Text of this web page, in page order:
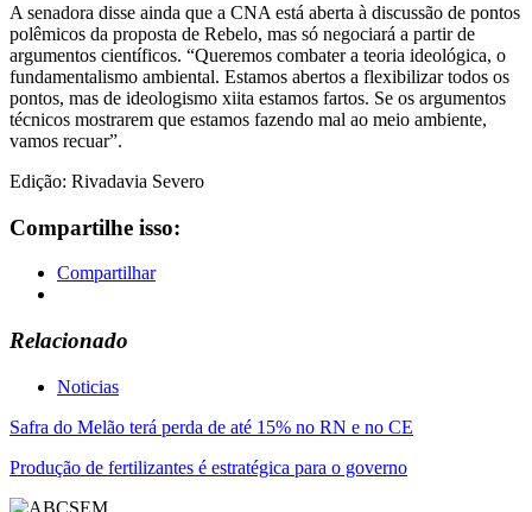
A senadora disse ainda que a CNA está aberta à discussão de pontos
polêmicos da proposta de Rebelo, mas só negociará a partir de
argumentos científicos. “Queremos combater a teoria ideológica, o
fundamentalismo ambiental. Estamos abertos a flexibilizar todos os
pontos, mas de ideologismo xiita estamos fartos. Se os argumentos
técnicos mostrarem que estamos fazendo mal ao meio ambiente,
vamos recuar”.
Edição: Rivadavia Severo
Compartilhe isso:
Compartilhar
Relacionado
Noticias
Navegação
de
Post
Safra do Melão terá perda de até 15% no RN e no CE
Produção de fertilizantes é estratégica para o governo